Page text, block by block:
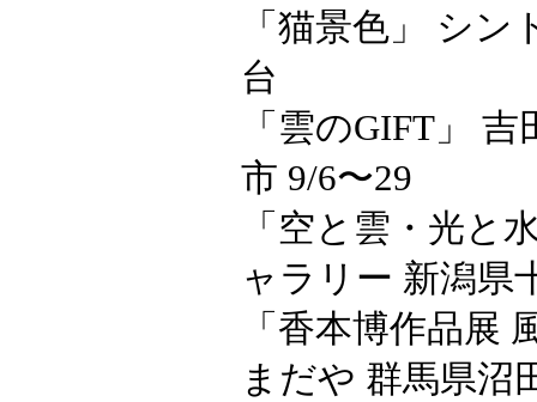
「猫景色」 シ
台
「雲のGIFT」
市 9/6〜29
「空と雲・光と
ャラリー 新潟県
「香本博作品展
まだや 群馬県沼